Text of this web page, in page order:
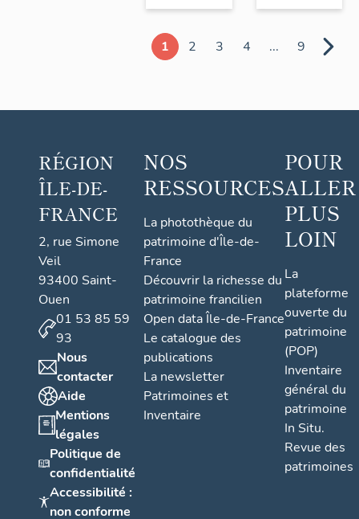
1 2 3 4 ... 9
RÉGION
ÎLE-DE-
FRANCE
2, rue Simone
Veil
93400 Saint-
Ouen
01 53 85 59
93
Nous
contacter
Aide
Mentions
légales
Politique de
confidentialité
Accessibilité :
non conforme
NOS
RESSOURCES
La photothèque du
patrimoine d'Île-de-
France
Découvrir la richesse du
patrimoine francilien
Open data Île-de-France
Le catalogue des
publications
La newsletter
Patrimoines et
Inventaire
POUR
ALLER
PLUS
LOIN
La
plateforme
ouverte du
patrimoine
(POP)
Inventaire
général du
patrimoine
In Situ.
Revue des
patrimoines